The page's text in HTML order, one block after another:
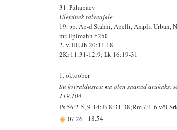
31. Pühapäev
Üleminek talveajale
19. pp. Ap-d Stahhi, Apelli, Ampli, Urban,
mr. Epimahh †250
2. v. HE Jh 20:11-18.
2Kr 11:31-12:9; Lk 16:19-31
1. oktoober
Su korraldustest ma olen saanud arukaks,
119:104
Ps 56:2-5, 9-14;Jh 8:31-38;Rm 7:1-6 või
07.26 - 18.54